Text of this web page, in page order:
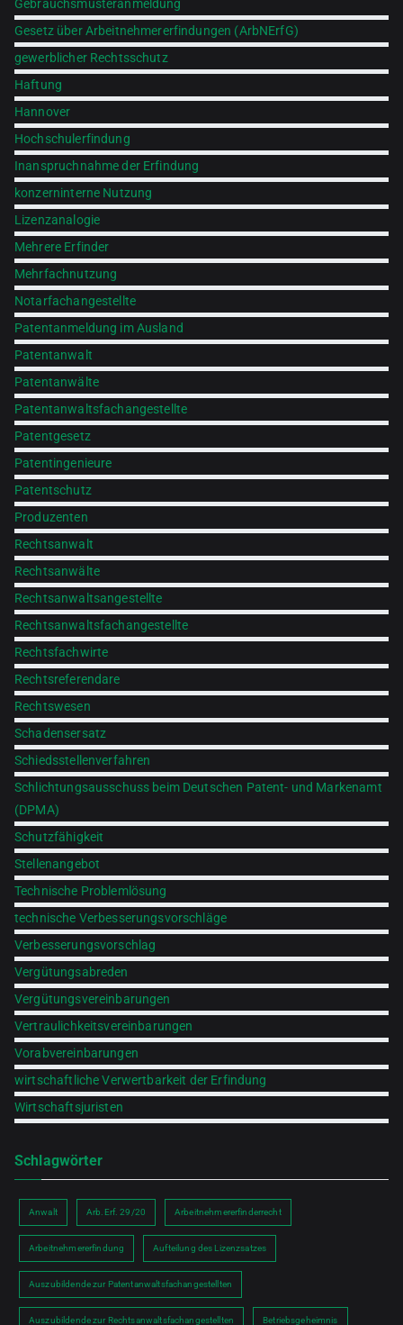
Gebrauchsmusteranmeldung
Gesetz über Arbeitnehmererfindungen (ArbNErfG)
gewerblicher Rechtsschutz
Haftung
Hannover
Hochschulerfindung
Inanspruchnahme der Erfindung
konzerninterne Nutzung
Lizenzanalogie
Mehrere Erfinder
Mehrfachnutzung
Notarfachangestellte
Patentanmeldung im Ausland
Patentanwalt
Patentanwälte
Patentanwaltsfachangestellte
Patentgesetz
Patentingenieure
Patentschutz
Produzenten
Rechtsanwalt
Rechtsanwälte
Rechtsanwaltsangestellte
Rechtsanwaltsfachangestellte
Rechtsfachwirte
Rechtsreferendare
Rechtswesen
Schadensersatz
Schiedsstellenverfahren
Schlichtungsausschuss beim Deutschen Patent- und Markenamt
(DPMA)
Schutzfähigkeit
Stellenangebot
Technische Problemlösung
technische Verbesserungsvorschläge
Verbesserungsvorschlag
Vergütungsabreden
Vergütungsvereinbarungen
Vertraulichkeitsvereinbarungen
Vorabvereinbarungen
wirtschaftliche Verwertbarkeit der Erfindung
Wirtschaftsjuristen
Schlagwörter
Anwalt Arb.Erf. 29/20 Arbeitnehmererfinderrecht
Arbeitnehmererfindung Aufteilung des Lizenzsatzes
Auszubildende zur Patentanwaltsfachangestellten
Auszubildende zur Rechtsanwaltsfachangestellten Betriebsgeheimnis